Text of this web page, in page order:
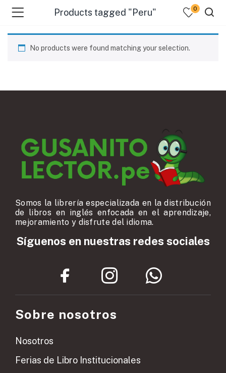
Products tagged "Peru" 0
No products were found matching your selection.
Somos la librería especializada en la distribución
de libros en inglés enfocada en el aprendizaje,
mejoramiento y disfrute del idioma.
Síguenos en nuestras redes sociales
Sobre nosotros
Nosotros
Ferias de Libro Institucionales